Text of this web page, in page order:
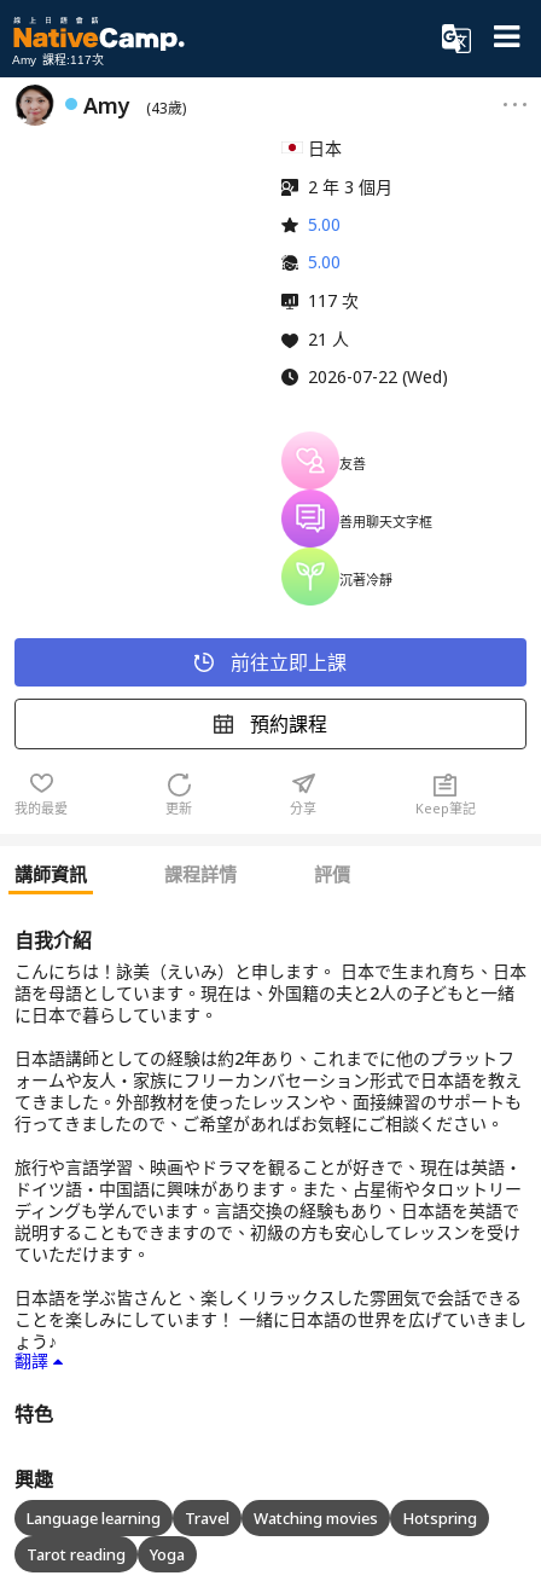
Amy 課程:117次
Amy (43歲)
日本
2 年 3 個月
5.00
5.00
117 次
21 人
2026-07-22 (Wed)
友善
善用聊天文字框
沉著冷靜
前往立即上課
預約課程
我的最愛 更新 分享 Keep筆記
講師資訊 課程詳情 評價
自我介紹
こんにちは！詠美（えいみ）と申します。 日本で生まれ育ち、日本
語を母語としています。現在は、外国籍の夫と2人の子どもと一緒
に日本で暮らしています。
日本語講師としての経験は約2年あり、これまでに他のプラットフ
ォームや友人・家族にフリーカンバセーション形式で日本語を教え
てきました。外部教材を使ったレッスンや、面接練習のサポートも
行ってきましたので、ご希望があればお気軽にご相談ください。
旅行や言語学習、映画やドラマを観ることが好きで、現在は英語・
ドイツ語・中国語に興味があります。また、占星術やタロットリー
ディングも学んでいます。言語交換の経験もあり、日本語を英語で
説明することもできますので、初級の方も安心してレッスンを受け
ていただけます。
日本語を学ぶ皆さんと、楽しくリラックスした雰囲気で会話できる
ことを楽しみにしています！ 一緒に日本語の世界を広げていきまし
ょう♪
翻譯
特色
興趣
Language learning Travel Watching movies
Hotspring
Tarot reading
Yoga